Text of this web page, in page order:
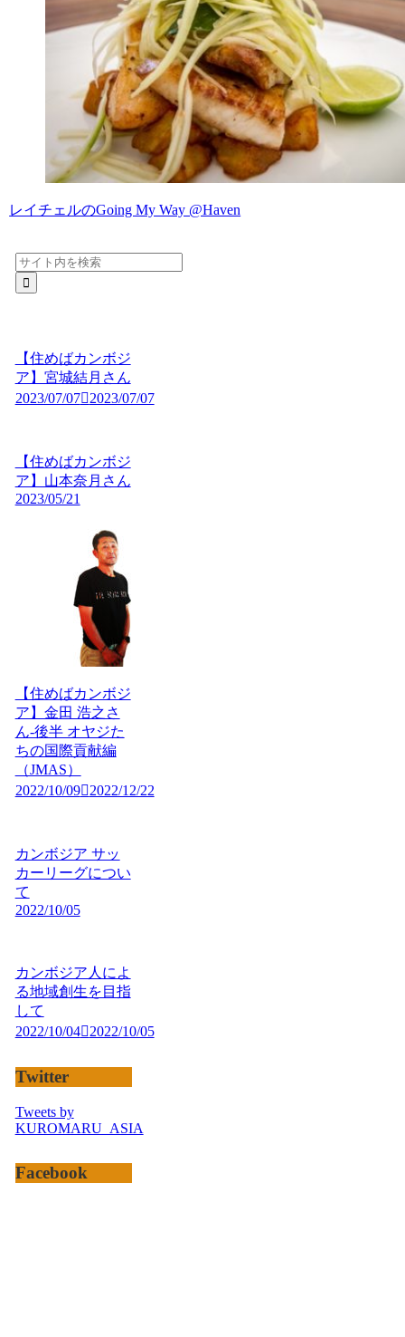
レイチェルのGoing My Way @Haven
【住めばカンボジ
ア】宮城結月さん
2023/07/07
2023/07/07
【住めばカンボジ
ア】山本奈月さん
2023/05/21
【住めばカンボジ
ア】金田 浩之さ
ん-後半 オヤジた
ちの国際貢献編
（JMAS）
2022/10/09
2022/12/22
カンボジア サッ
カーリーグについ
て
2022/10/05
カンボジア人によ
る地域創生を目指
して
2022/10/04
2022/10/05
Twitter
Tweets by
KUROMARU_ASIA
Facebook